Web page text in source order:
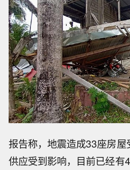
报告称，地震造成33座房
供应受到影响，目前已经有